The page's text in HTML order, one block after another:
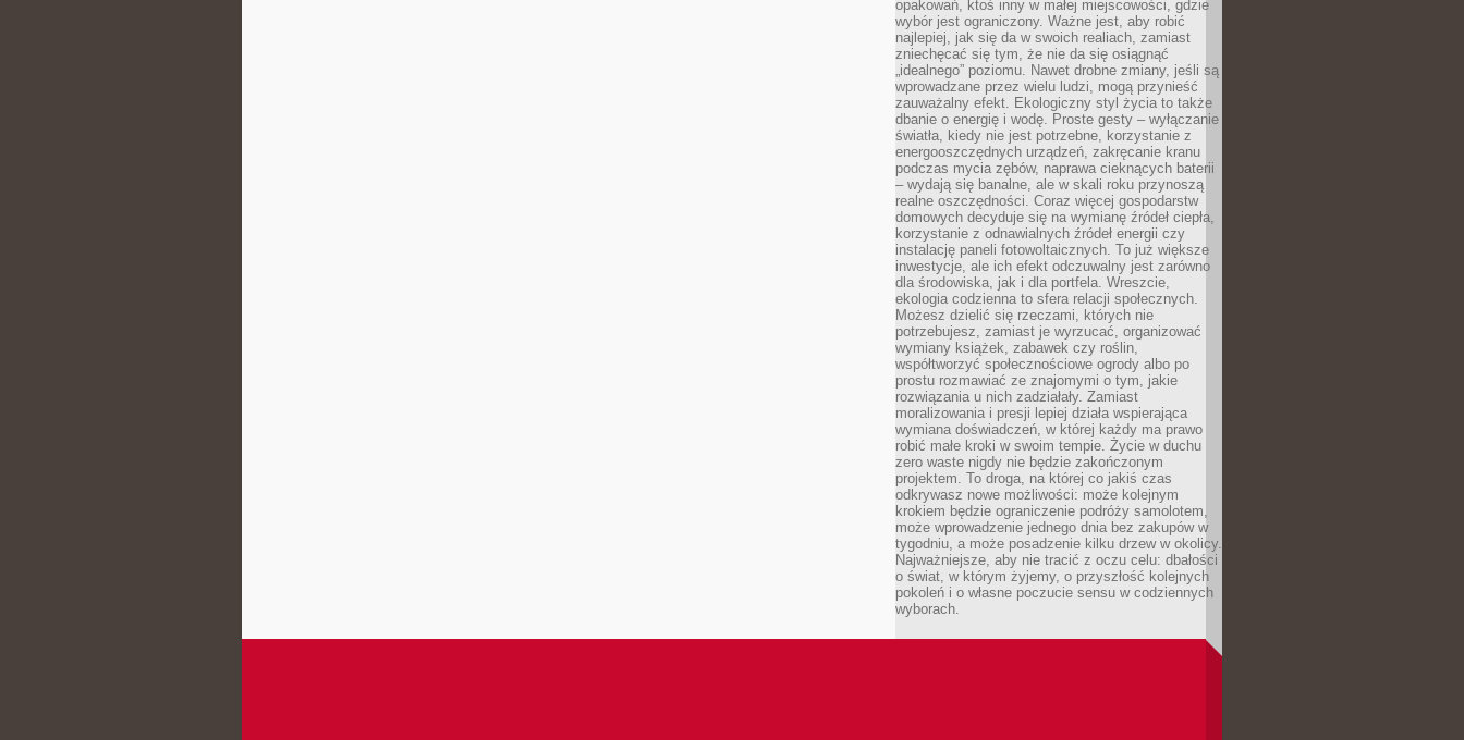
opakowań, ktoś inny w małej miejscowości, gdzie
wybór jest ograniczony. Ważne jest, aby robić
najlepiej, jak się da w swoich realiach, zamiast
zniechęcać się tym, że nie da się osiągnąć
„idealnego” poziomu. Nawet drobne zmiany, jeśli są
wprowadzane przez wielu ludzi, mogą przynieść
zauważalny efekt. Ekologiczny styl życia to także
dbanie o energię i wodę. Proste gesty – wyłączanie
światła, kiedy nie jest potrzebne, korzystanie z
energooszczędnych urządzeń, zakręcanie kranu
podczas mycia zębów, naprawa cieknących baterii
– wydają się banalne, ale w skali roku przynoszą
realne oszczędności. Coraz więcej gospodarstw
domowych decyduje się na wymianę źródeł ciepła,
korzystanie z odnawialnych źródeł energii czy
instalację paneli fotowoltaicznych. To już większe
inwestycje, ale ich efekt odczuwalny jest zarówno
dla środowiska, jak i dla portfela. Wreszcie,
ekologia codzienna to sfera relacji społecznych.
Możesz dzielić się rzeczami, których nie
potrzebujesz, zamiast je wyrzucać, organizować
wymiany książek, zabawek czy roślin,
współtworzyć społecznościowe ogrody albo po
prostu rozmawiać ze znajomymi o tym, jakie
rozwiązania u nich zadziałały. Zamiast
moralizowania i presji lepiej działa wspierająca
wymiana doświadczeń, w której każdy ma prawo
robić małe kroki w swoim tempie. Życie w duchu
zero waste nigdy nie będzie zakończonym
projektem. To droga, na której co jakiś czas
odkrywasz nowe możliwości: może kolejnym
krokiem będzie ograniczenie podróży samolotem,
może wprowadzenie jednego dnia bez zakupów w
tygodniu, a może posadzenie kilku drzew w okolicy.
Najważniejsze, aby nie tracić z oczu celu: dbałości
o świat, w którym żyjemy, o przyszłość kolejnych
pokoleń i o własne poczucie sensu w codziennych
wyborach.